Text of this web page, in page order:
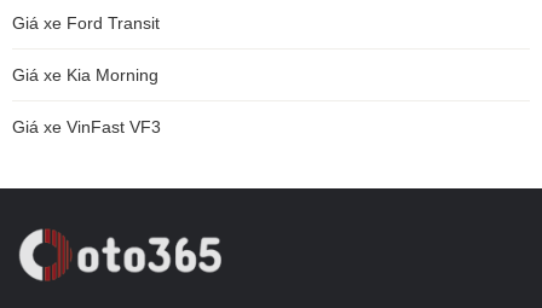
Giá xe Ford Transit
Giá xe Kia Morning
Giá xe VinFast VF3